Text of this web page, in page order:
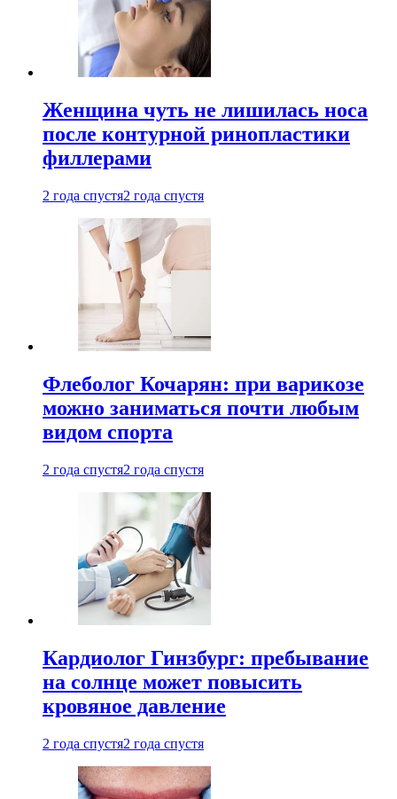
Женщина чуть не лишилась носа
после контурной ринопластики
филлерами
2 года спустя2 года спустя
Флеболог Кочарян: при варикозе
можно заниматься почти любым
видом спорта
2 года спустя2 года спустя
Кардиолог Гинзбург: пребывание
на солнце может повысить
кровяное давление
2 года спустя2 года спустя